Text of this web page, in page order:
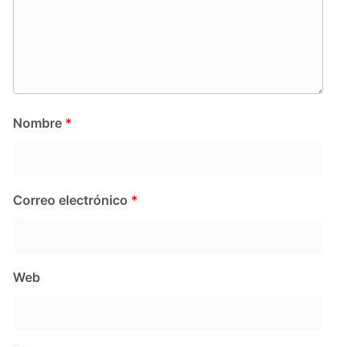
Nombre *
Correo electrónico *
Web